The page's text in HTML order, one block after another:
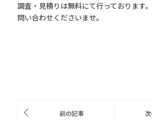
調査・見積りは無料にて行っております
問い合わせくださいませ。